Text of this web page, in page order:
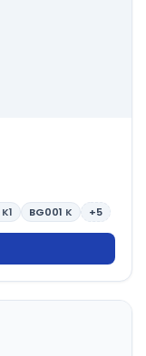
K1 BG001 K +5